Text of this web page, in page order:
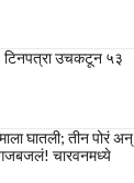
टिनपत्रा उचकटून ५३
घातली; तीन पोरं अन्
गजबजलं! चारवनमध्ये